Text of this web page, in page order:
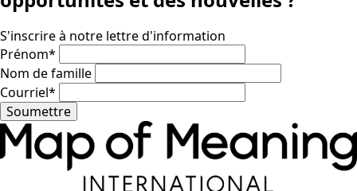
S'inscrire à notre lettre d'information
Prénom*
Nom de famille
Courriel*
Soumettre